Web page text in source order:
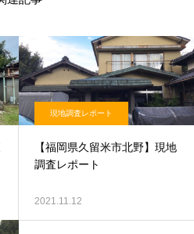
現地調査レポート
【福岡県久留米市北野】現地
調査レポート
2021.11.12